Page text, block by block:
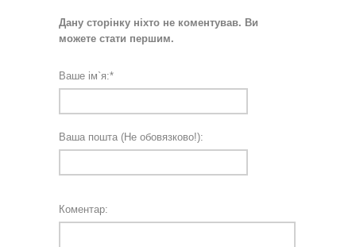
Дану сторінку ніхто не коментував. Ви
можете стати першим.
Ваше ім`я:*
Ваша пошта (Не обовязково!):
Коментар: